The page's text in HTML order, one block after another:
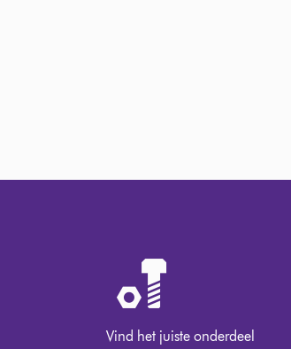
Vind het juiste onderdeel